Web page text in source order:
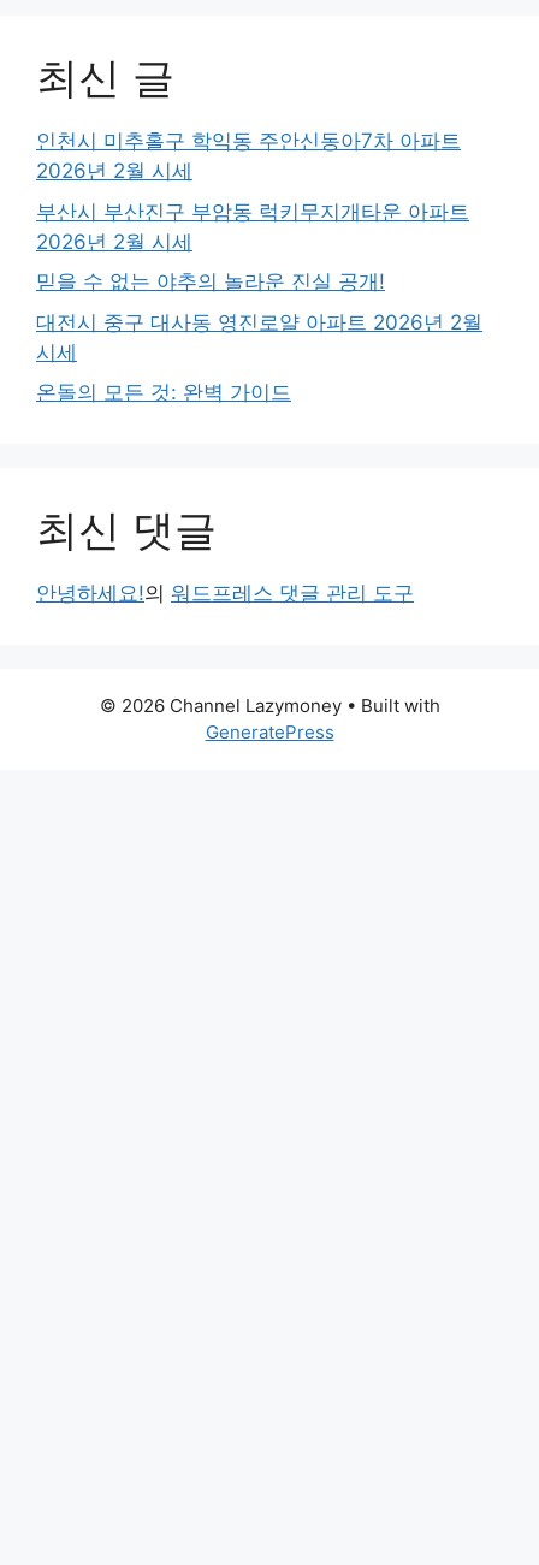
최신 글
인천시 미추홀구 학익동 주안신동아7차 아파트
2026년 2월 시세
부산시 부산진구 부암동 럭키무지개타운 아파트
2026년 2월 시세
믿을 수 없는 야추의 놀라운 진실 공개!
대전시 중구 대사동 영진로얄 아파트 2026년 2월
시세
온돌의 모든 것: 완벽 가이드
최신 댓글
안녕하세요!의 워드프레스 댓글 관리 도구
© 2026 Channel Lazymoney• Built with
GeneratePress